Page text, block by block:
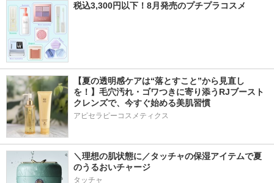
税込3,300円以下！8月発売のプチプラコスメ
【夏の透明感ケアは“落とすこと”から見直し
を！】毛穴汚れ・ゴワつきに寄り添うRJブースト
クレンズで、今すぐ始める美肌習慣
アピセラピーコスメティクス
＼理想の肌状態に／タッチャの保湿アイテムで夏
のうるおいチャージ
タッチャ